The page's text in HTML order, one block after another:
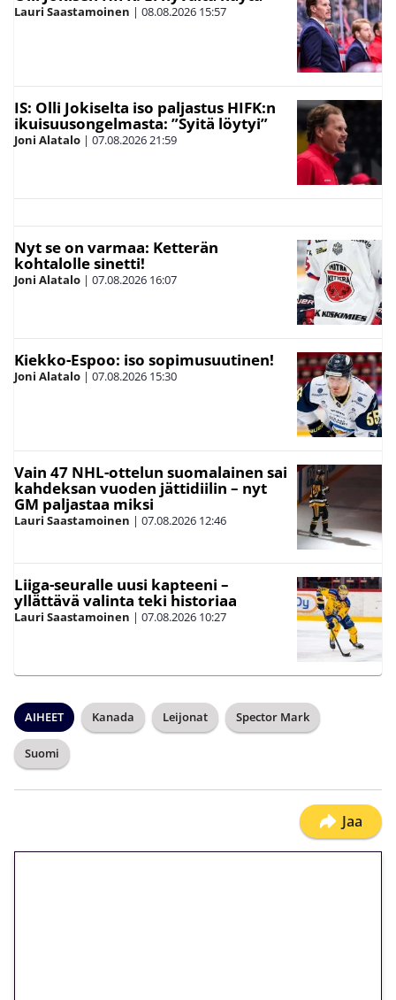
Lauri Saastamoinen | 08.08.2026 15:57
IS: Olli Jokiselta iso paljastus HIFK:n
ikuisuusongelmasta: ”Syitä löytyi”
Joni Alatalo | 07.08.202621:59
Nyt se on varmaa: Ketterän
kohtalolle sinetti!
Joni Alatalo | 07.08.2026 16:07
Kiekko-Espoo: iso sopimusuutinen!
Joni Alatalo | 07.08.2026 15:30
Vain 47 NHL-ottelun suomalainen sai
kahdeksan vuoden jättidiilin – nyt
GM paljastaa miksi
Lauri Saastamoinen | 07.08.2026 12:46
Liiga-seuralle uusi kapteeni –
yllättävä valinta teki historiaa
Lauri Saastamoinen | 07.08.2026 10:27
AIHEET Kanada Leijonat Spector Mark
Suomi
Jaa